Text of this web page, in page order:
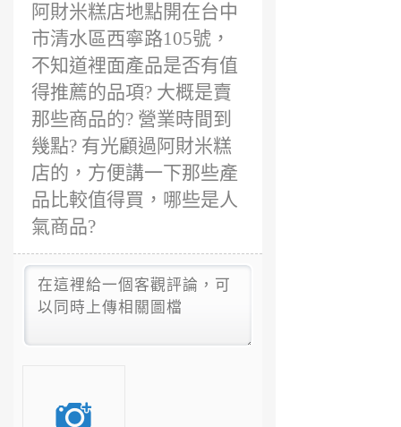
阿財米糕店地點開在台中
市清水區西寧路105號，
不知道裡面產品是否有值
得推薦的品項? 大概是賣
那些商品的? 營業時間到
幾點? 有光顧過阿財米糕
店的，方便講一下那些產
品比較值得買，哪些是人
氣商品?